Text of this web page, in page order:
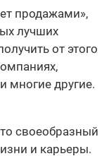
продажами»,
лучших
от этого
многие другие.
своеобразный
и карьеры.